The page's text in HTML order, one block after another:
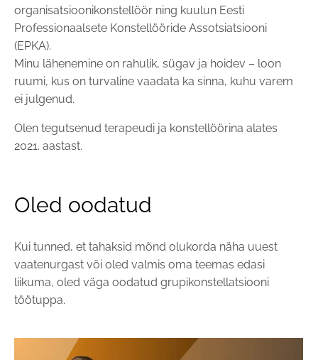
organisatsioonikonstellöör ning kuulun Eesti
Professionaalsete Konstellööride Assotsiatsiooni
(EPKA).
Minu lähenemine on rahulik, sügav ja hoidev – loon
ruumi, kus on turvaline vaadata ka sinna, kuhu varem
ei julgenud.
Olen tegutsenud terapeudi ja konstellöörina alates
2021. aastast.
Oled oodatud
Kui tunned, et tahaksid mõnd olukorda näha uuest
vaatenurgast või oled valmis oma teemas edasi
liikuma, oled väga oodatud grupikonstellatsiooni
töötuppa.